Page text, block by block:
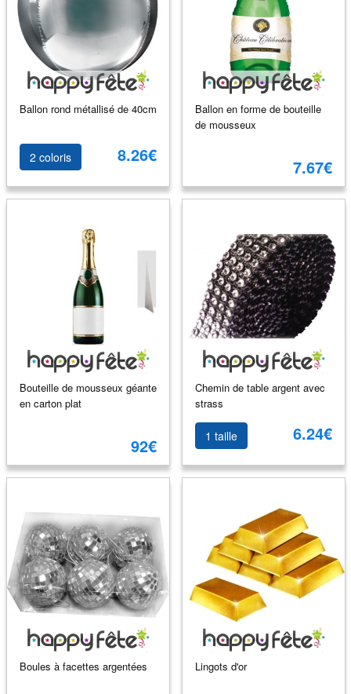
Ballon rond métallisé de 40cm
2 coloris 8.26€
Ballon en forme de bouteille
de mousseux
7.67€
Bouteille de mousseux géante
en carton plat
92€
Chemin de table argent avec
strass
1 taille 6.24€
Boules à facettes argentées Lingots d'or